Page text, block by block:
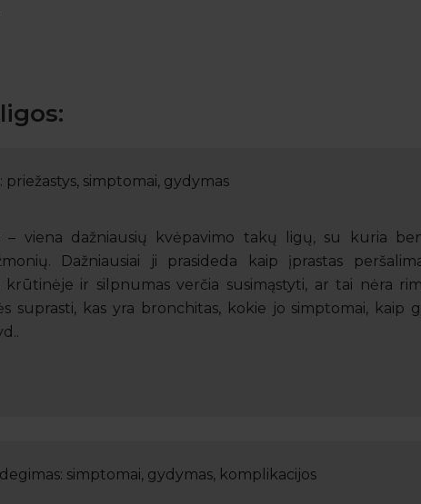
priežastys, simptomai, gydymas
– viena dažniausių kvėpavimo takų ligų, su kuria
Dažniausiai ji prasideda kaip įprastas
krūtinėje ir silpnumas verčia susimąstyti, ar tai nėra
suprasti, kas yra bronchitas, kokie jo simptomai,
simptomai, gydymas, komplikacijos